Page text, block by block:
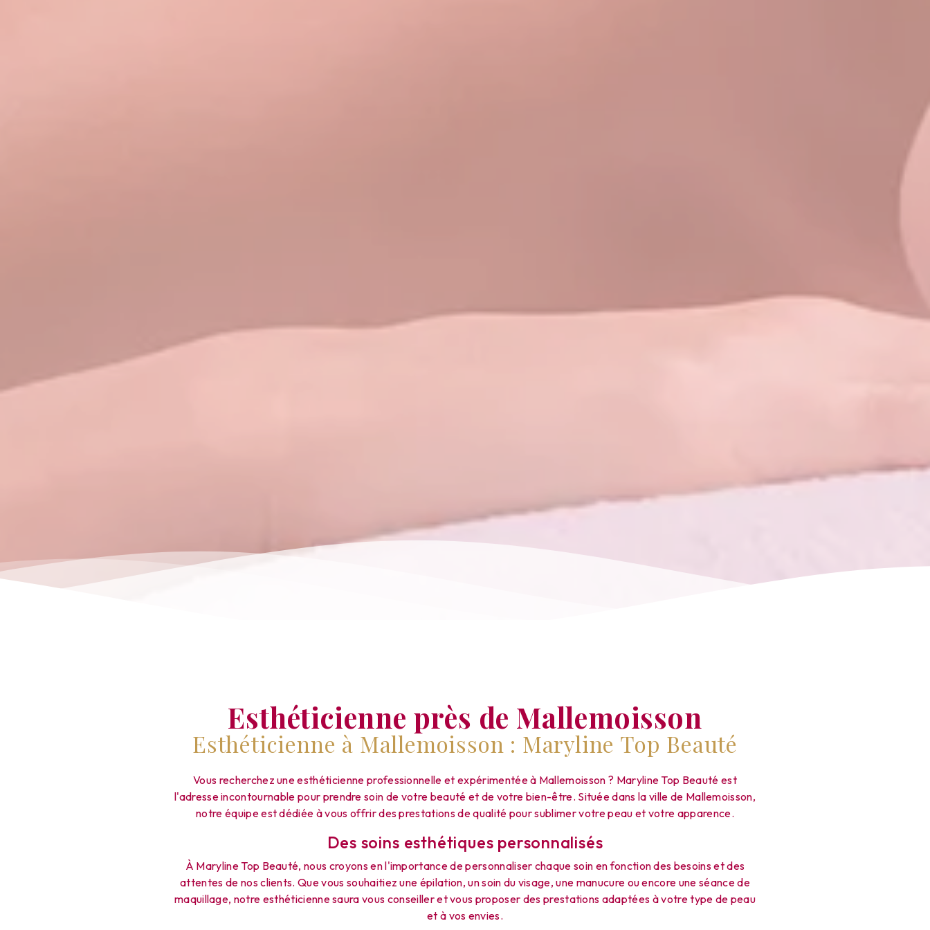
Esthéticienne près de Mallemoisson
Esthéticienne à Mallemoisson : Maryline Top Beauté
Vous recherchez une esthéticienne professionnelle et expérimentée à Mallemoisson ? Maryline Top Beauté est
l'adresse incontournable pour prendre soin de votre beauté et de votre bien-être. Située dans la ville de Mallemoisson,
notre équipe est dédiée à vous offrir des prestations de qualité pour sublimer votre peau et votre apparence.
Des soins esthétiques personnalisés
À Maryline Top Beauté, nous croyons en l'importance de personnaliser chaque soin en fonction des besoins et des
attentes de nos clients. Que vous souhaitiez une épilation, un soin du visage, une manucure ou encore une séance de
maquillage, notre esthéticienne saura vous conseiller et vous proposer des prestations adaptées à votre type de peau
et à vos envies.